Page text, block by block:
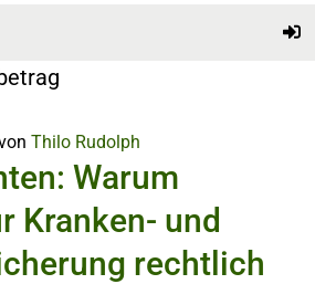
Thilo Rudolph
Warum
Kranken- und
rechtlich